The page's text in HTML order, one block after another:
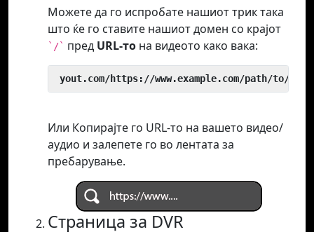
Можете да го испробате нашиот трик така
што ќе го ставите нашиот домен со крајот
`/` пред URL-то на видеото како вака:
yout.com/https://www.example.com/path/to/
Или Копирајте го URL-то на вашето видео/
аудио и залепете го во лентата за
пребарување.
Страница за DVR